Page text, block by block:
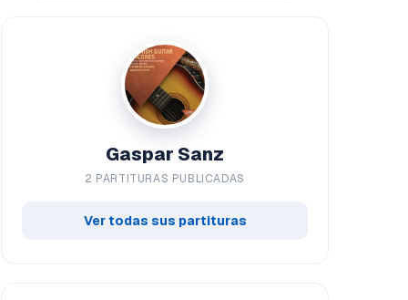
Gaspar Sanz
2 PARTITURAS PUBLICADAS
Ver todas sus partituras